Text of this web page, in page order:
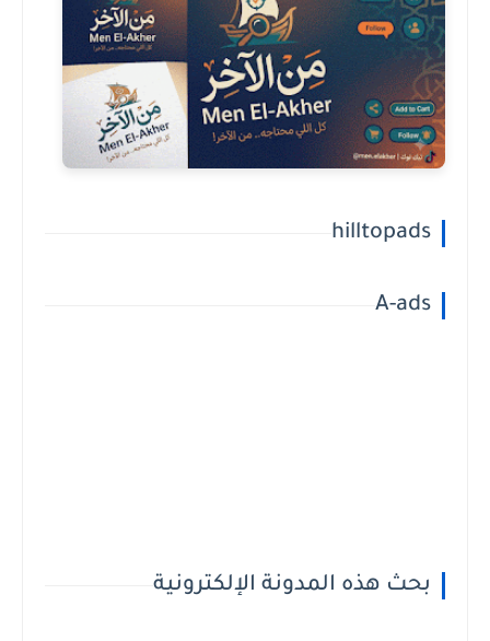
hilltopads
A-ads
بحث هذه المدونة الإلكترونية